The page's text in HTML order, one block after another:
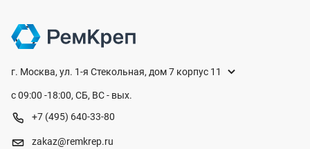
г. Москва, ул. 1-я Стекольная, дом 7 корпус 11
с 09:00 -18:00, СБ, ВС - вых.
+7 (495) 640-33-80
zakaz@remkrep.ru